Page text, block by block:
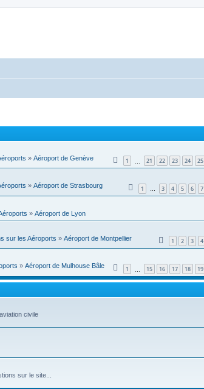
1 21 22 23 24 25
» Aéroport de Genève
1 … 3 4 5 6 7
» Aéroport de Strasbourg
» Aéroport de Lyon
1 2 3 4
sur les Aéroports » Aéroport de Montpellier
1 15 16 17 18 19
» Aéroport de Mulhouse Bâle
civile
sur le site...